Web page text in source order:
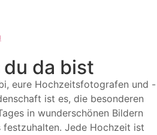
da bist
eure Hochzeitsfotografen und -
ist es, die besonderen
in wunderschönen Bildern
festzuhalten. Jede Hochzeit ist